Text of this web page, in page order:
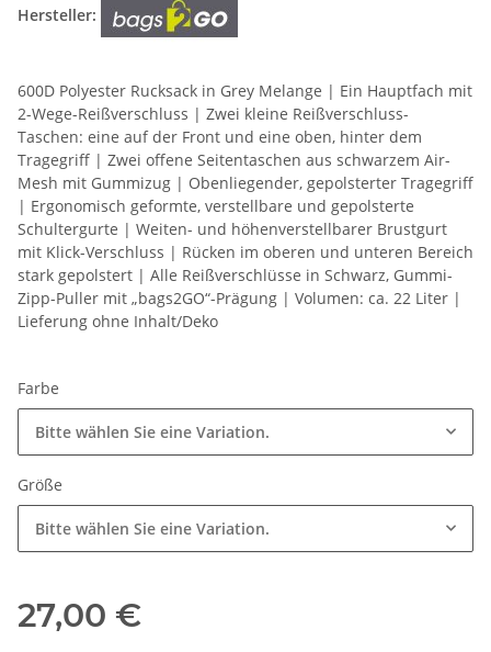
Hersteller:
600D Polyester Rucksack in Grey Melange | Ein Hauptfach mit
2-Wege-Reißverschluss | Zwei kleine Reißverschluss-
Taschen: eine auf der Front und eine oben, hinter dem
Tragegriff | Zwei offene Seitentaschen aus schwarzem Air-
Mesh mit Gummizug | Obenliegender, gepolsterter Tragegriff
| Ergonomisch geformte, verstellbare und gepolsterte
Schultergurte | Weiten- und höhenverstellbarer Brustgurt
mit Klick-Verschluss | Rücken im oberen und unteren Bereich
stark gepolstert | Alle Reißverschlüsse in Schwarz, Gummi-
Zipp-Puller mit „bags2GO“-Prägung | Volumen: ca. 22 Liter |
Lieferung ohne Inhalt/Deko
Farbe
Bitte wählen Sie eine Variation.
Größe
Bitte wählen Sie eine Variation.
27,00 €